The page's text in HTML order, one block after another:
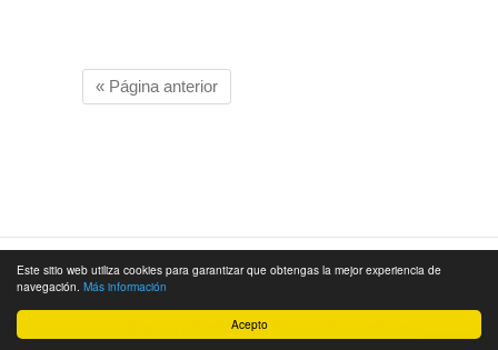
Acepto
Este sitio web utiliza cookies para garantizar que obtengas la mejor experiencia de
navegación. Más información
« Página anterior
© 2026Cámara de Comercio de Málaga|
Contacto|